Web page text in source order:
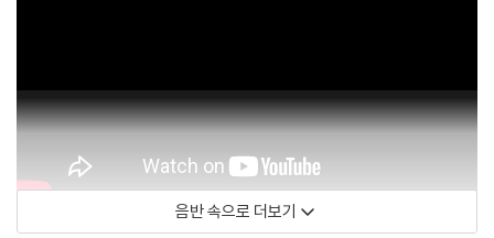
Renaud Capucon - 주제
음반 속으로 더보기